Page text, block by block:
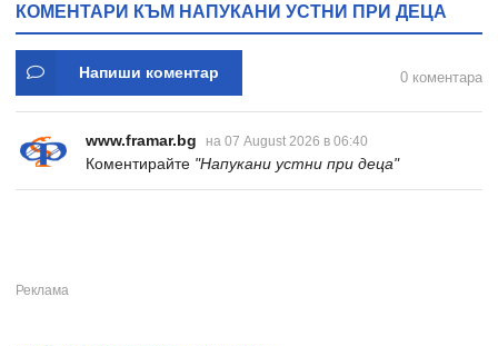
КОМЕНТАРИ КЪМ НАПУКАНИ УСТНИ ПРИ ДЕЦА
Напиши коментар 0 коментара
www.framar.bg на 07 August 2026 в 06:40
Коментирайте "Напукани устни при деца"